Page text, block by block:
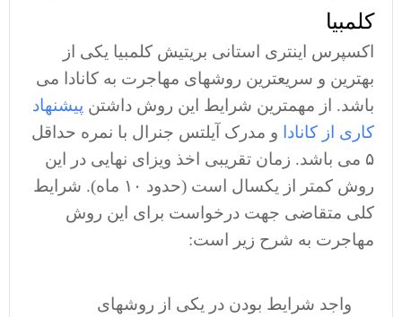
کلمبیا
اکسپرس اینتری استانی بریتیش کلمبیا یکی از
بهترین و سریعترین روشهای مهاجرت به کانادا می
باشد. از مهمترین شرایط این روش داشتن پیشنهاد
کاری از کانادا و مدرک آیلتس جنرال با نمره حداقل
۵ می باشد. زمان تقریبی اخذ ویزای نهایی در این
روش کمتر از یکسال است (حدود ۱۰ ماه). شرایط
کلی متقاضی جهت درخواست برای این روش
مهاجرت به شرح زیر است:
واجد شرایط بودن در یکی از روشهای